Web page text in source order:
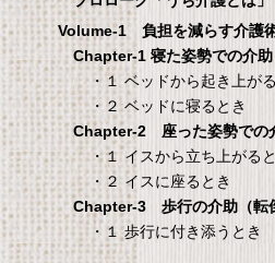
タンスのゲン 介護用ベッドテー
ブル キャスター付き 伸縮式 高さ
調節可能 Licht リヒト
65090050BR
Volume-1 負担を減らす介護
Chapter-1 寝た姿勢での介助
・１ ベッドから起き上が
・２ ベッドに寝るとき
Chapter-2 座った姿勢での
・１ イスから立ち上がる
・２ イスに座るとき
Chapter-3 歩行の介助（転
・１ 歩行に付き添うとき